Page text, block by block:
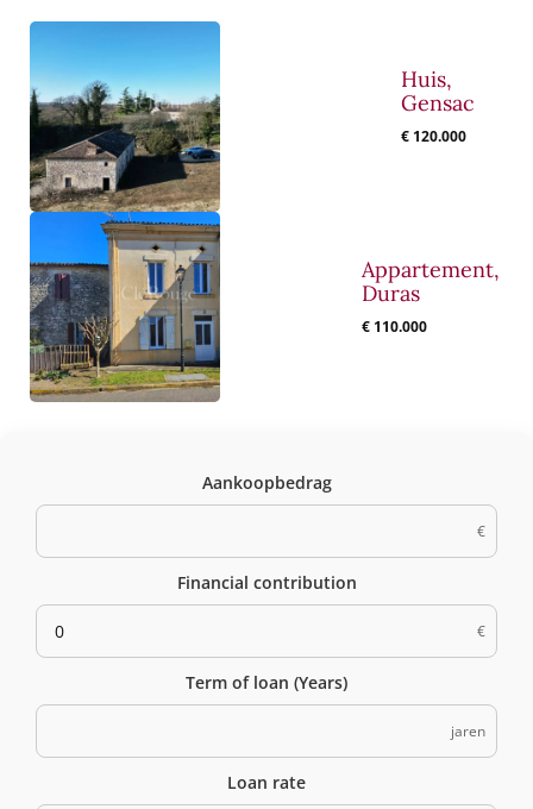
Huis,
Gensac
€ 120.000
Appartement,
Duras
€ 110.000
Aankoopbedrag
€
Financial contribution
€
Term of loan (Years)
jaren
Loan rate